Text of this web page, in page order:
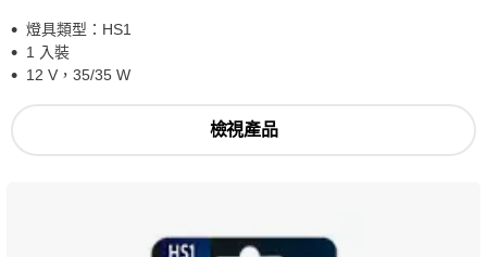
燈具類型：HS1
1 入裝
12 V，35/35 W
檢視產品